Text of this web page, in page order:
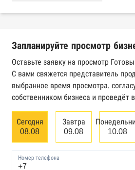
Реестры ЕГРЮЛ и ЕГРИП
Реестр государственных
Федерального казначейства
Картотека арбитражных дел
арбитражного суда
Единый федеральный реестр
банкротстве юридических лиц
банкротстве физических лиц
Запланируйте просмотр
Оставьте заявку на просмотр
С вами свяжется представитель
выбранное время просмотра,
собственником бизнеса и проведёт
Сегодня
08.08
Завтра
09.08
10.08
Номер телефона